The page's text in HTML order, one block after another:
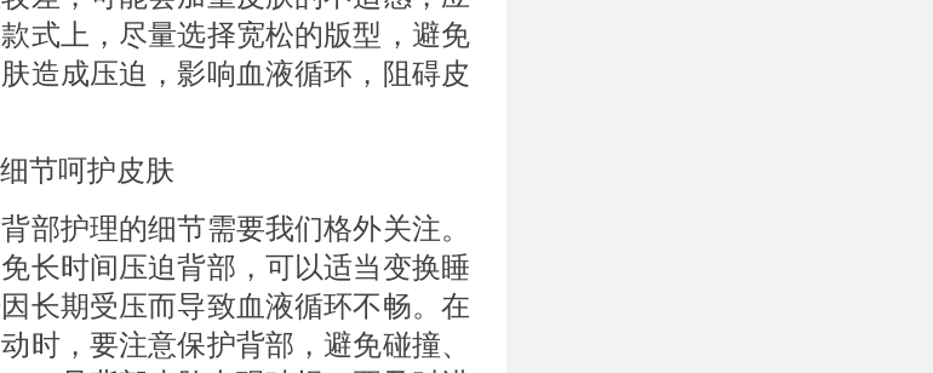
式上，尽量选择宽松的版型，避免
造成压迫，影响血液循环，阻碍皮
节呵护皮肤
护理的细节需要我们格外关注。
长时间压迫背部，可以适当变换睡
长期受压而导致血液循环不畅。在
时，要注意保护背部，避免碰撞、